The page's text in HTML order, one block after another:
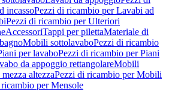
incassoPezzi di ricambio per Lavabi ad
Pezzi di ricambio per Ulteriori
AccessoriTappi per pilettaMateriale di
Mobili sottolavaboPezzi di ricambio
per lavaboPezzi di ricambio per Piani
da appoggio rettangolareMobili
altezzaPezzi di ricambio per Mobili
per Mensole